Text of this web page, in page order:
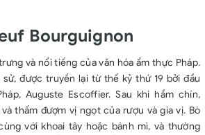
Bourguignon
và nổi tiếng của văn hóa ẩm thực Pháp.
sử, được truyền lại từ thế kỷ thứ 19 bởi đầu
Auguste Escoffier. Sau khi hầm chín,
thấm đượm vị ngọt của rượu và gia vị. Bò
với khoai tây hoặc bánh mì, và thường